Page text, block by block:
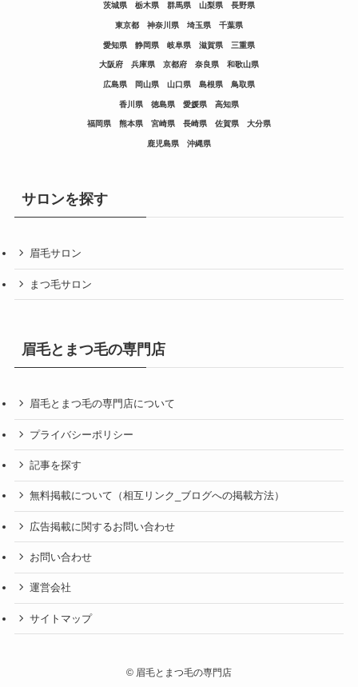
茨城県 栃木県 群馬県 山梨県 長野県
東京都 神奈川県 埼玉県 千葉県
愛知県 静岡県 岐阜県 滋賀県 三重県
大阪府 兵庫県 京都府 奈良県 和歌山県
広島県 岡山県 山口県 島根県 鳥取県
香川県 徳島県 愛媛県 高知県
福岡県 熊本県 宮崎県 長崎県 佐賀県 大分県
鹿児島県 沖縄県
サロンを探す
眉毛サロン
まつ毛サロン
眉毛とまつ毛の専門店
眉毛とまつ毛の専門店について
プライバシーポリシー
記事を探す
無料掲載について（相互リンク_ブログへの掲載方法）
広告掲載に関するお問い合わせ
お問い合わせ
運営会社
サイトマップ
© 眉毛とまつ毛の専門店